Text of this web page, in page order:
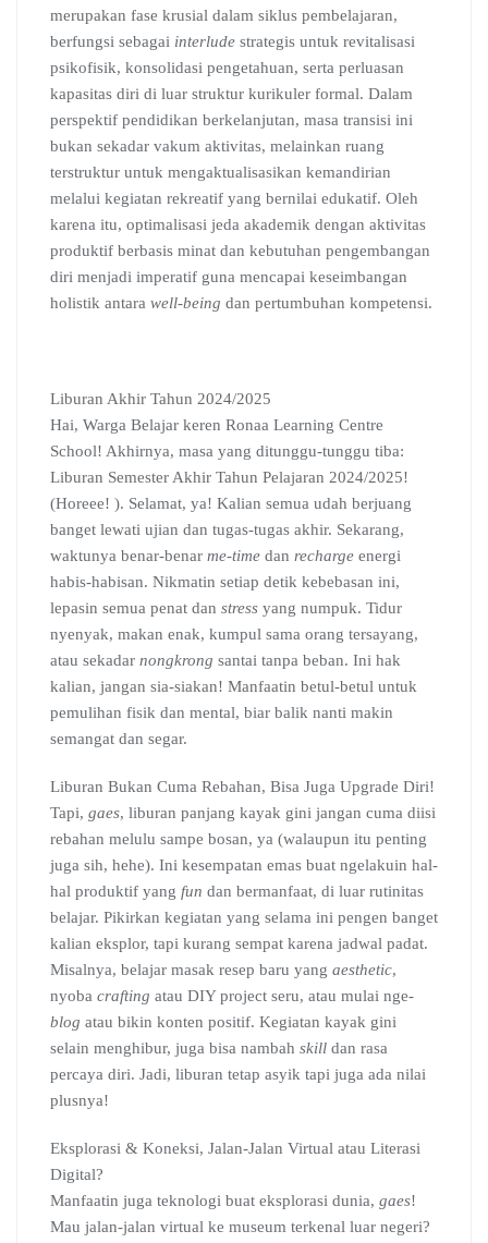
merupakan fase krusial dalam siklus pembelajaran,
berfungsi sebagai interlude strategis untuk revitalisasi
psikofisik, konsolidasi pengetahuan, serta perluasan
kapasitas diri di luar struktur kurikuler formal. Dalam
perspektif pendidikan berkelanjutan, masa transisi ini
bukan sekadar vakum aktivitas, melainkan ruang
terstruktur untuk mengaktualisasikan kemandirian
melalui kegiatan rekreatif yang bernilai edukatif. Oleh
karena itu, optimalisasi jeda akademik dengan aktivitas
produktif berbasis minat dan kebutuhan pengembangan
diri menjadi imperatif guna mencapai keseimbangan
holistik antara well-being dan pertumbuhan kompetensi.
Liburan Akhir Tahun 2024/2025
Hai, Warga Belajar keren Ronaa Learning Centre
School! Akhirnya, masa yang ditunggu-tunggu tiba:
Liburan Semester Akhir Tahun Pelajaran 2024/2025!
(Horeee! ). Selamat, ya! Kalian semua udah berjuang
banget lewati ujian dan tugas-tugas akhir. Sekarang,
waktunya benar-benar me-time dan recharge energi
habis-habisan. Nikmatin setiap detik kebebasan ini,
lepasin semua penat dan stress yang numpuk. Tidur
nyenyak, makan enak, kumpul sama orang tersayang,
atau sekadar nongkrong santai tanpa beban. Ini hak
kalian, jangan sia-siakan! Manfaatin betul-betul untuk
pemulihan fisik dan mental, biar balik nanti makin
semangat dan segar.
Liburan Bukan Cuma Rebahan, Bisa Juga Upgrade Diri!
Tapi, gaes, liburan panjang kayak gini jangan cuma diisi
rebahan melulu sampe bosan, ya (walaupun itu penting
juga sih, hehe). Ini kesempatan emas buat ngelakuin hal-
hal produktif yang fun dan bermanfaat, di luar rutinitas
belajar. Pikirkan kegiatan yang selama ini pengen banget
kalian eksplor, tapi kurang sempat karena jadwal padat.
Misalnya, belajar masak resep baru yang aesthetic,
nyoba crafting atau DIY project seru, atau mulai nge-
blog atau bikin konten positif. Kegiatan kayak gini
selain menghibur, juga bisa nambah skill dan rasa
percaya diri. Jadi, liburan tetap asyik tapi juga ada nilai
plusnya!
Eksplorasi & Koneksi, Jalan-Jalan Virtual atau Literasi
Digital?
Manfaatin juga teknologi buat eksplorasi dunia, gaes!
Mau jalan-jalan virtual ke museum terkenal luar negeri?